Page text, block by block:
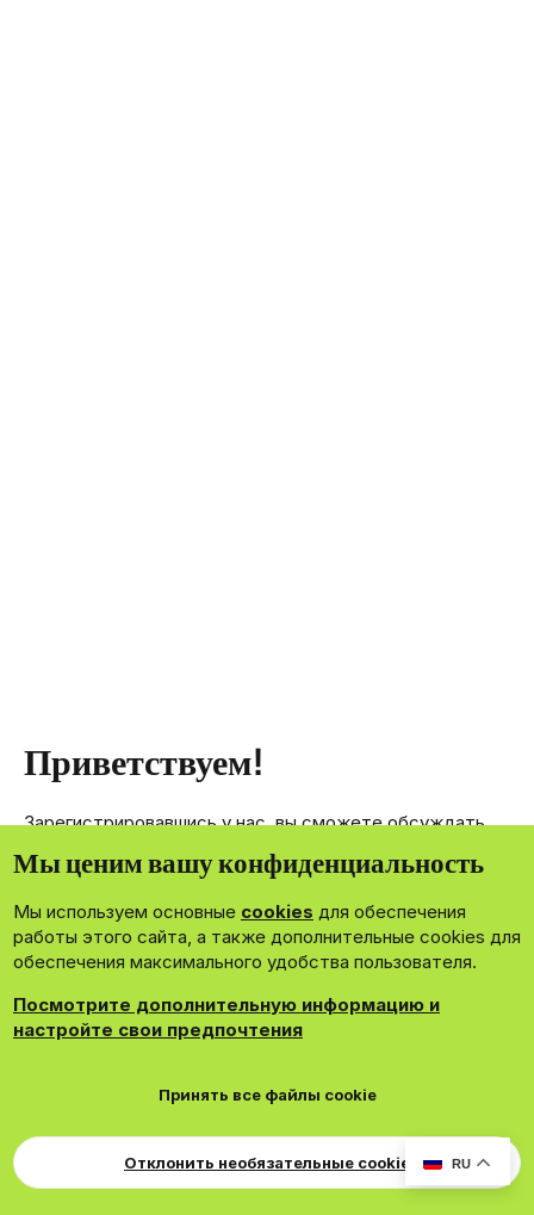
RU
Приветствуем!
Зарегистрировавшись у нас, вы сможете обсуждать,
членам нашего сообщества.
Зарегистрироваться сейчас!
DohTheme
Cookies Russian Обратная связь
Поддержка
Для правообладателей
EN Soundmain
Условия и правила
Политика конфиденциальности
Мы ценим вашу конфиденциальность
Мы используем основные cookies для обеспечения
работы этого сайта, а также дополнительные cookies для
обеспечения максимального удобства пользователя.
Посмотрите дополнительную информацию и
настройте свои предпочтения
Принять все файлы cookie
Отклонить необязательные cookie